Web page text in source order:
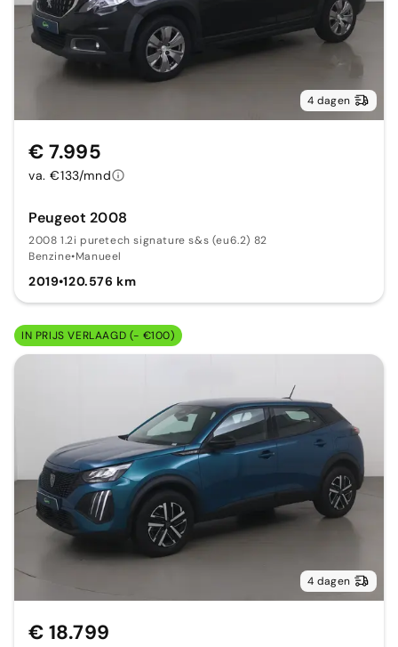
4 dagen
Peugeot 2008
2008 1.2i puretech signature s&s (eu6.2) 82
Benzine•Manueel
2019•120.576 km
€ 7.995
va. €133/mnd
IN PRIJS VERLAAGD (- €100)
4 dagen
€ 18.799